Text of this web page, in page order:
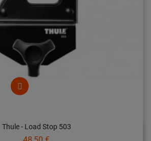
Thule - Load Stop 503